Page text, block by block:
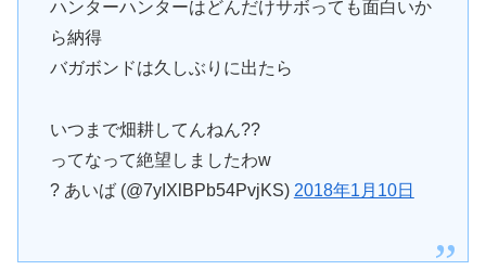
ハンターハンターはどんだけサボっても面白いか
ら納得
バガボンドは久しぶりに出たら
いつまで畑耕してんねん??
ってなって絶望しましたわw
? あいば (@7yIXlBPb54PvjKS) 2018年1月10日